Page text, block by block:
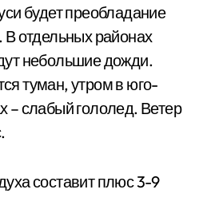
будет преобладание
отдельных районах
небольшие дожди.
туман, утром в юго-
– слабый гололед. Ветер
составит плюс 3-9